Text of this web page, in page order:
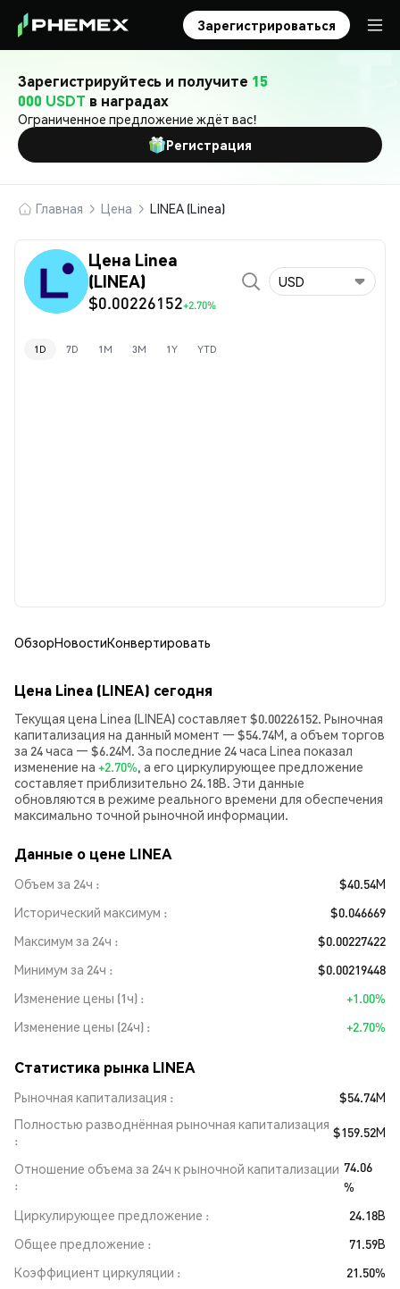
Зарегистрироваться
Зарегистрируйтесь и получите 15
000 USDT в наградах
Ограниченное предложение ждёт вас!
Регистрация
Главная Цена LINEA (Linea)
Цена Linea
(LINEA)
$0.00226152+2.70%
USD
1D 7D 1M 3M 1Y YTD
ОбзорНовостиКонвертировать
Цена Linea (LINEA) сегодня
Текущая цена Linea (LINEA) составляет $0.00226152. Рыночная
капитализация на данный момент — $54.74M, а объем торгов
за 24 часа — $6.24M. За последние 24 часа Linea показал
изменение на +2.70%, а его циркулирующее предложение
составляет приблизительно 24.18B. Эти данные
обновляются в режиме реального времени для обеспечения
максимально точной рыночной информации.
Данные о цене LINEA
Объем за 24ч
$40.54M
Исторический максимум
$0.046669
Максимум за 24ч
$0.00227422
Минимум за 24ч
$0.00219448
Изменение цены (1ч)
+1.00%
Изменение цены (24ч)
+2.70%
Статистика рынка LINEA
Рыночная капитализация
$54.74M
Полностью разводнённая рыночная капитализация $159.52M
Отношение объема за 24ч к рыночной капитализации 74.06
%
Циркулирующее предложение
24.18B
Общее предложение
71.59B
Коэффициент циркуляции
21.50%